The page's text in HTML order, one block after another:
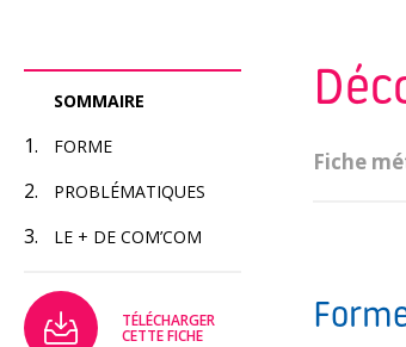
Fiche
SOMMAIRE
FORME
PROBLÉMATIQUES
LE + DE COM’COM
TÉLÉCHARGER
CETTE FICHE